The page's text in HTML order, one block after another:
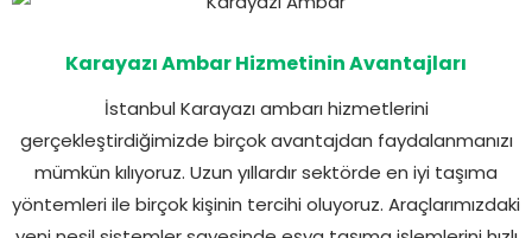
Karayazı Ambar Hizmetinin Avantajları
İstanbul Karayazı ambarı hizmetlerini
gerçekleştirdiğimizde birçok avantajdan faydalanmanızı
mümkün kılıyoruz. Uzun yıllardır sektörde en iyi taşıma
yöntemleri ile birçok kişinin tercihi oluyoruz. Araçlarımızdaki